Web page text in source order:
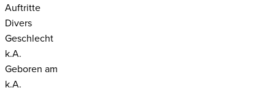
Auftritte
Divers
Geschlecht
k.A.
Geboren am
k.A.